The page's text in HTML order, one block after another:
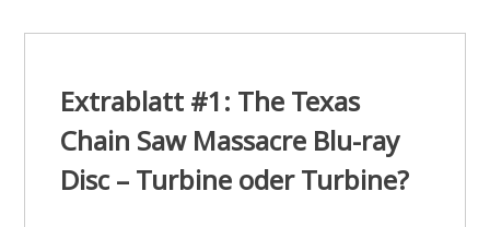
Extrablatt #1: The Texas
Chain Saw Massacre Blu-ray
Disc – Turbine oder Turbine?